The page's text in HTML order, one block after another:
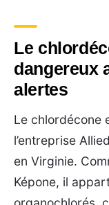
Le
dangereux
alertes
Le chlordécone
l’entreprise
en Virginie.
Képone, il